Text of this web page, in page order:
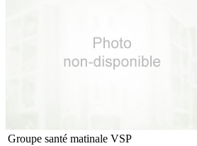
Groupe santé matinale VSP